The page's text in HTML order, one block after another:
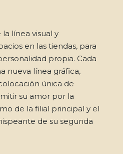
línea visual y
en las tiendas, para
propia. Cada
nueva línea gráfica,
única de
su amor por la
de la filial principal y el
de su segunda